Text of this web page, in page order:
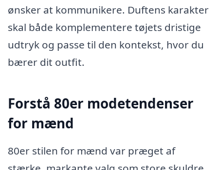
ønsker at kommunikere. Duftens karakter
skal både komplementere tøjets dristige
udtryk og passe til den kontekst, hvor du
bærer dit outfit.
Forstå 80er modetendenser
for mænd
80er stilen for mænd var præget af